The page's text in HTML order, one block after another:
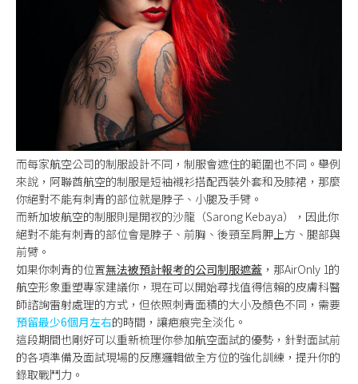
而每家航空公司的制服設計不同，制服會遮住的範圍也不同。舉例
來說，阿聯酋航空的制服是短袖襯衫搭配西裝外套和及膝裙，那麼
你絕對不能有刺青的部位就是脖子、小腿及手臂。
而新加坡航空的制服則是開衩的沙龍（Sarong Kebaya），因此你
絕對不能有刺青的部位會是脖子、前胸、後頸至肩胛上方、腿部與
前臂。
如果你刺青的位置無法被預計報考的公司制服遮蓋 ，那AirOnly 1的
航空形象重塑專家建議你，現在可以開始尋找值得信賴的皮膚科醫
師諮詢雷射處理的方式，但依照刺青面積的大小及顏色不同，需要
預留最少6個月左右的時間，讓疤痕完全淡化。
這段期間也剛好可以重新梳理你參加航空面試的優勢，針對面試前
的各項準備及面試現場的反應邏輯做全方位的強化訓練，提升你的
錄取戰鬥力。